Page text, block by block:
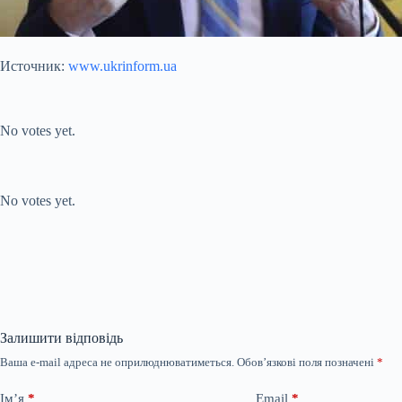
Источник: www.ukrinform.ua
No votes yet.
No votes yet.
Залишити відповідь
Ваша e-mail адреса не оприлюднюватиметься. Обов’язкові поля позначені *
Ім’я * Email *